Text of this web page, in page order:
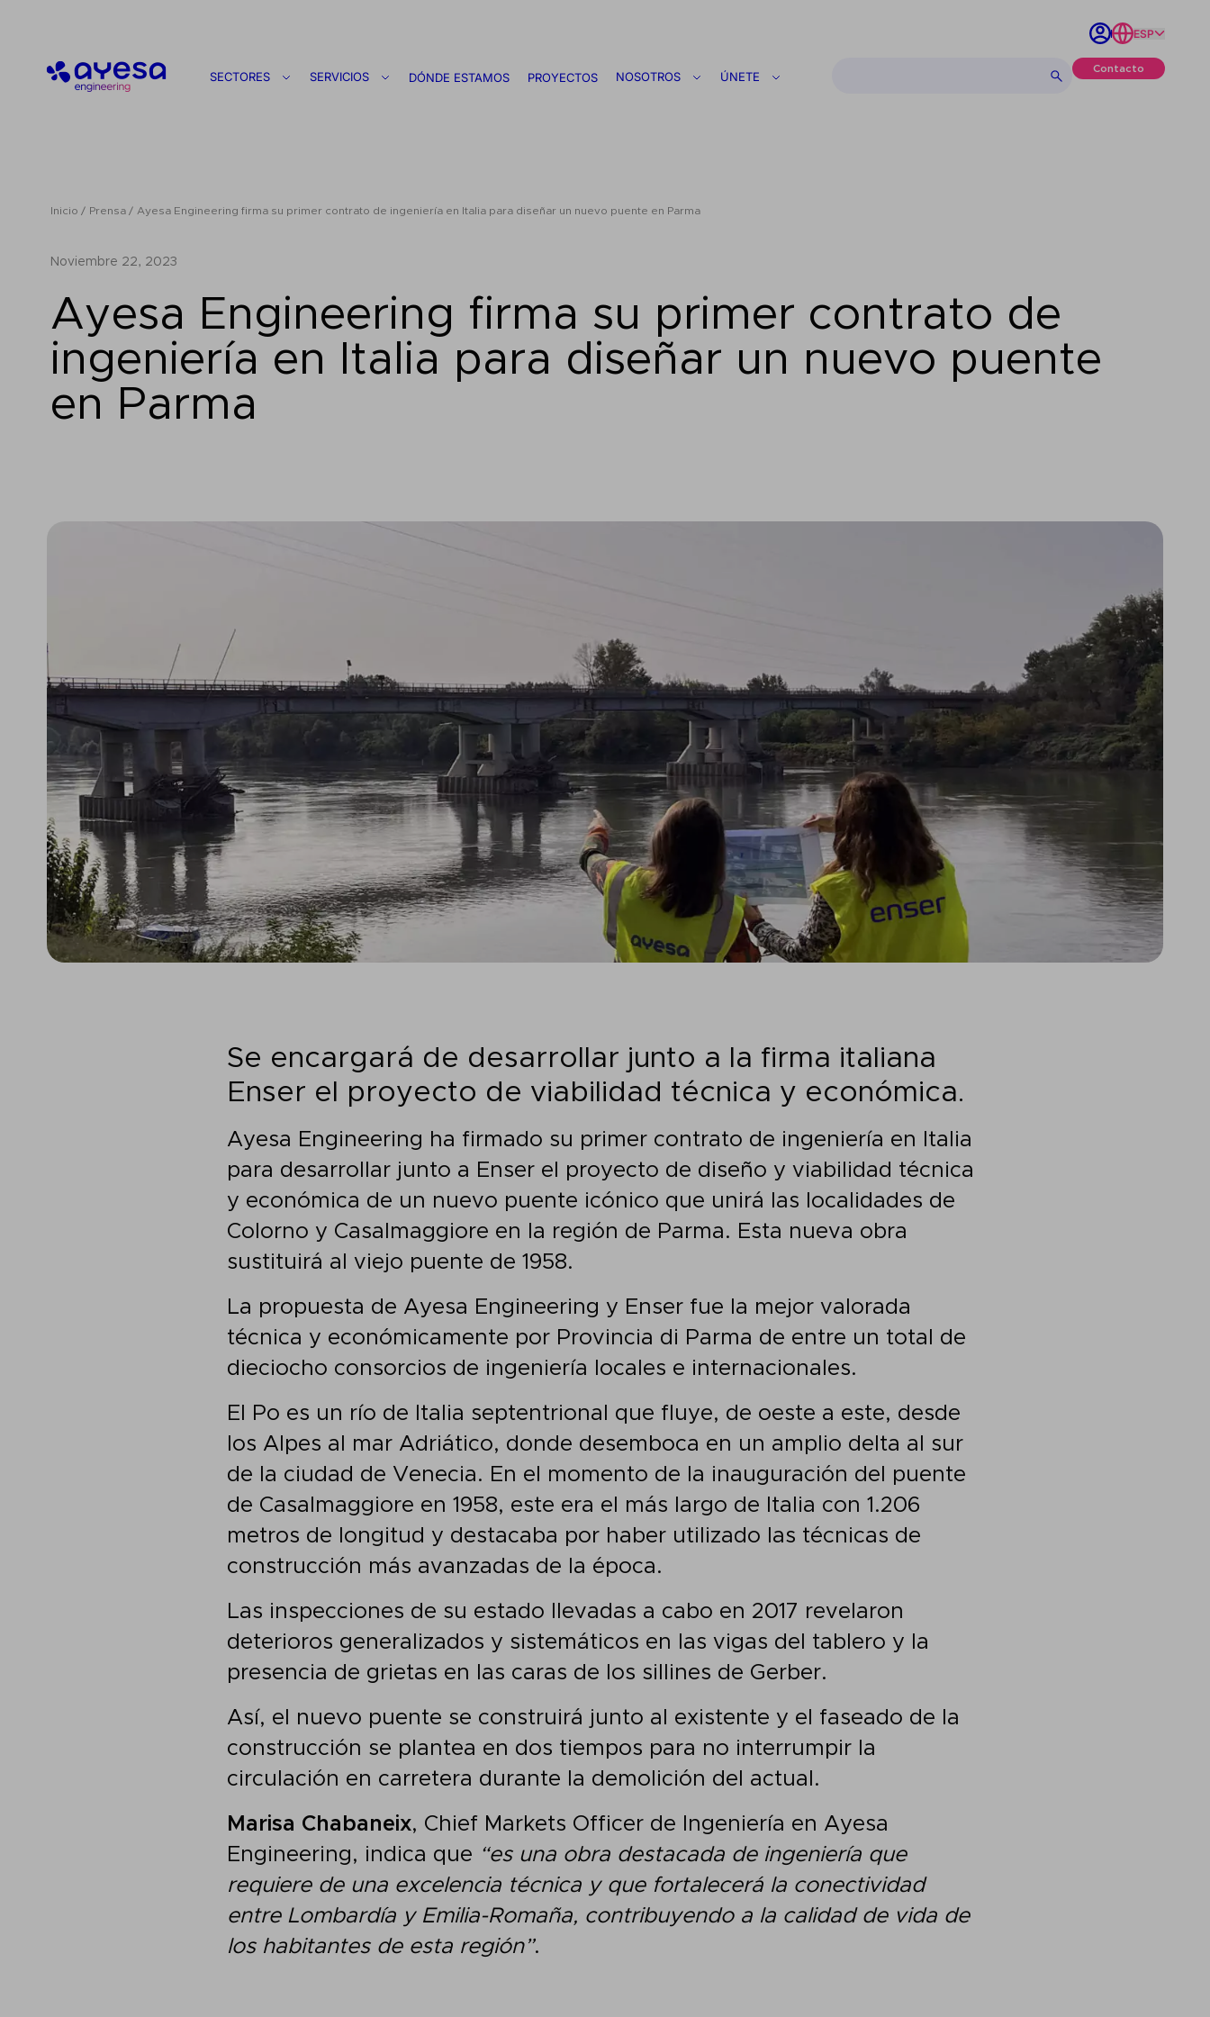
ESP
Ayesa
SECTORES SERVICIOS DÓNDE ESTAMOS PROYECTOS NOSOTROS ÚNETE
Contacto
Inicio Prensa Ayesa Engineering firma su primer contrato de ingeniería en Italia para diseñar un nuevo puente en Parma
noviembre 22, 2023
Ayesa Engineering firma su primer contrato de
ingeniería en Italia para diseñar un nuevo puente
en Parma
Se encargará de desarrollar junto a la firma italiana
Enser el proyecto de viabilidad técnica y económica.
Ayesa Engineering ha firmado su primer contrato de ingeniería en Italia
para desarrollar junto a Enser el proyecto de diseño y viabilidad técnica
y económica de un nuevo puente icónico que unirá las localidades de
Colorno y Casalmaggiore en la región de Parma. Esta nueva obra
sustituirá al viejo puente de 1958.
La propuesta de Ayesa Engineering y Enser fue la mejor valorada
técnica y económicamente por Provincia di Parma de entre un total de
dieciocho consorcios de ingeniería locales e internacionales.
El Po es un río de Italia septentrional que fluye, de oeste a este, desde
los Alpes al mar Adriático, donde desemboca en un amplio delta al sur
de la ciudad de Venecia. En el momento de la inauguración del puente
de Casalmaggiore en 1958, este era el más largo de Italia con 1.206
metros de longitud y destacaba por haber utilizado las técnicas de
construcción más avanzadas de la época.
Las inspecciones de su estado llevadas a cabo en 2017 revelaron
deterioros generalizados y sistemáticos en las vigas del tablero y la
presencia de grietas en las caras de los sillines de Gerber.
Así, el nuevo puente se construirá junto al existente y el faseado de la
construcción se plantea en dos tiempos para no interrumpir la
circulación en carretera durante la demolición del actual.
Marisa Chabaneix, Chief Markets Officer de Ingeniería en Ayesa
Engineering, indica que “es una obra destacada de ingeniería que
requiere de una excelencia técnica y que fortalecerá la conectividad
entre Lombardía y Emilia-Romaña, contribuyendo a la calidad de vida de
los habitantes de esta región”.